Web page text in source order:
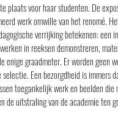
plaats voor haar studenten. De
werk omwille van het
verrijking betekenen:
in reeksen demonstreren,
graadmeter. Er worden
Een bezorgdheid is
toegankelijk werk en beelden
de uitstraling van de academie ten